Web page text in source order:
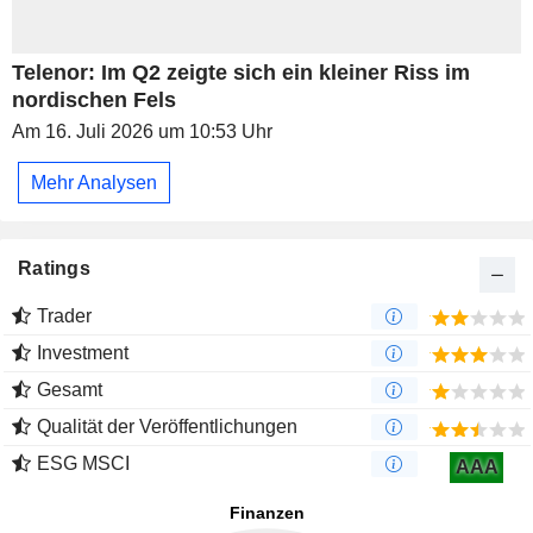
Telenor: Im Q2 zeigte sich ein kleiner Riss im
nordischen Fels
Am 16. Juli 2026 um 10:53 Uhr
Mehr Analysen
Ratings
Trader
Investment
Gesamt
Qualität der Veröffentlichungen
ESG MSCI
AAA